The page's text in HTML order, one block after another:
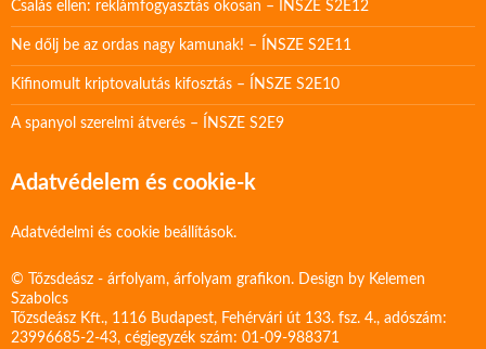
Csalás ellen: reklámfogyasztás okosan – ÍNSZE S2E12
Ne dőlj be az ordas nagy kamunak! – ÍNSZE S2E11
Kifinomult kriptovalutás kifosztás – ÍNSZE S2E10
A spanyol szerelmi átverés – ÍNSZE S2E9
Adatvédelem és cookie-k
Adatvédelmi és cookie beállítások.
© Tőzsdeász - árfolyam, árfolyam grafikon. Design by Kelemen
Szabolcs
Tőzsdeász Kft., 1116 Budapest, Fehérvári út 133. fsz. 4., adószám:
23996685-2-43, cégjegyzék szám: 01-09-988371